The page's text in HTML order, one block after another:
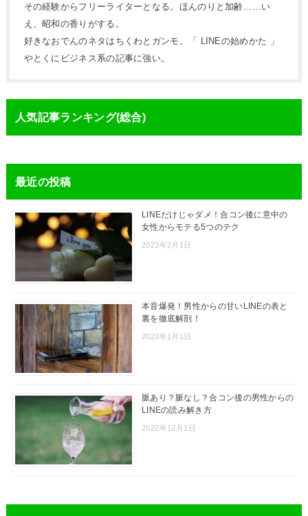
その経験からフリーライターとなる。ほんのりと加齢……い
え、昭和の香りがする。
好きなおでんのネタはちくわとガンモ。「 LINEの始めかた 」
やとくにビジネス系の記事に強い。
人気記事ランキング(総合)
最近の投稿
LINEだけじゃダメ！合コン後に意中の
女性からモテる5つのテク
2023年2月1日
本音爆発！男性からの甘いLINEの表と
裏を徹底解剖！
2023年1月1日
脈あり？脈なし？合コン後の男性からの
LINEの読み解き方
2022年12月1日